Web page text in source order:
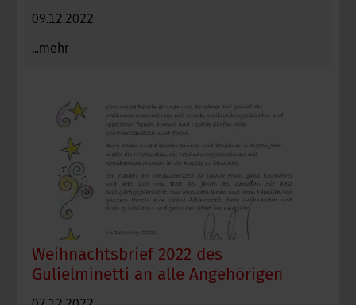
09.12.2022
...mehr
Weihnachtsbrief 2022 des
Gulielminetti an alle Angehörigen